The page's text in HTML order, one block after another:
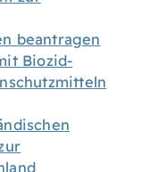
beantragen
Biozid-